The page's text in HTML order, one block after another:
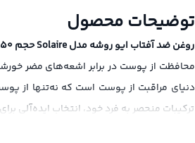
توضیحات محصول
روغن ضد آفتاب ایو روشه مدل Solaire حجم 150 میلی لیتر
محافظت از پوست در برابر اشعه‌های مضر
ترکیبات منحصر به فرد خود، انتخاب ایده‌آلی